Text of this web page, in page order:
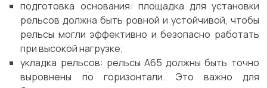
подготовка основания: площадка для установки
рельсов должна быть ровной и устойчивой, чтобы
рельсы могли эффективно и безопасно работать
при высокой нагрузке;
укладка рельсов: рельсы А65 должны быть точно
выровнены по горизонтали. Это важно для